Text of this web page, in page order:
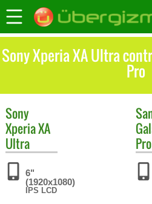
Sony Xperia XA Ultra
Pro
Sony
Xperia XA
Ultra
6"
(1920x1080)
IPS LCD
Pro